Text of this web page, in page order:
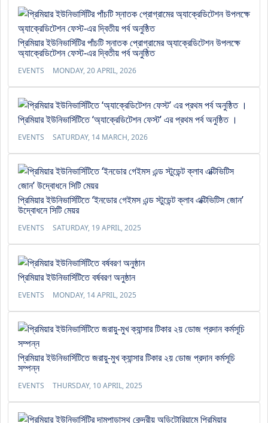
প্রিমিয়ার ইউনিভার্সিটির পাঁচটি স্নাতক প্রোগ্রামের অ্যাক্রেডিটেশন উপলক্ষে
অ্যাক্রেডিটেশন ফেস্ট-এর দ্বিতীয় পর্ব অনুষ্ঠিত
EVENTS MONDAY, 20 APRIL, 2026
প্রিমিয়ার ইউনিভার্সিটিতে ‘অ্যাক্রেডিটেশন ফেস্ট’ এর প্রথম পর্ব অনুষ্ঠিত ।
EVENTS SATURDAY, 14 MARCH, 2026
প্রিমিয়ার ইউনিভার্সিটিতে ‘ইনডোর গেইমস এন্ড স্টুডেন্ট ক্লাব এক্টিভিটিস জোন’
উদ্বোধনে সিটি মেয়র
EVENTS SATURDAY, 19 APRIL, 2025
প্রিমিয়ার ইউনিভার্সিটিতে বর্ষবরণ অনুষ্ঠান
EVENTS MONDAY, 14 APRIL, 2025
প্রিমিয়ার ইউনিভার্সিটিতে জরায়ু-মুখ ক্যান্সার টিকার ২য় ডোজ প্রদান কর্মসূচি
সম্পন্ন
EVENTS THURSDAY, 10 APRIL, 2025